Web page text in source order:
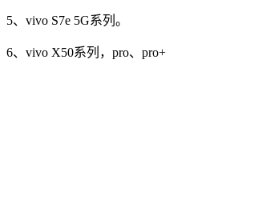
5、vivo S7e 5G系列。
6、vivo X50系列，pro、pro+